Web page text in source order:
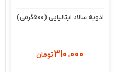
ادویه سالاد ایتالیایی (500گرمی)
310.000تومان